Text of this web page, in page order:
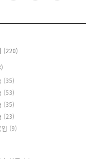
(220)
(35)
(53)
(35)
(23)
(9)